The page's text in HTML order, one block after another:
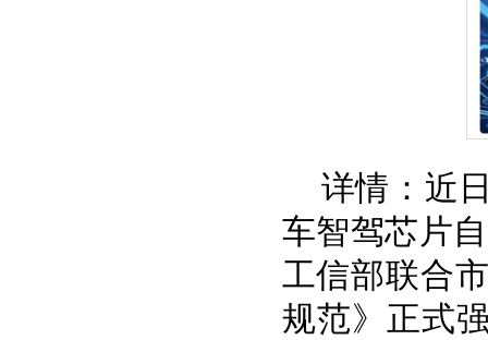
详情：近
车智驾芯片
工信部联合
规范》正式